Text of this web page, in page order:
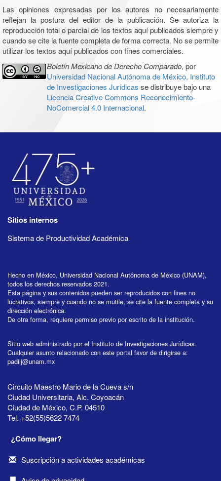
Las opiniones expresadas por los autores no necesariamente
reflejan la postura del editor de la publicación. Se autoriza la
reproducción total o parcial de los textos aquí publicados siempre y
cuando se cite la fuente completa de forma correcta. No se permite
utilizar los textos aquí publicados con fines comerciales.
Boletín Mexicano de Derecho Comparado, por
Universidad Nacional Autónoma de México, Instituto
de Investigaciones Jurídicas se distribuye bajo una
Licencia Creative Commons Reconocimiento-
NoComercial 4.0 Internacional.
Sitios internos
Sistema de Productividad Académica
Hecho en México, Universidad Nacional Autónoma de México (UNAM),
todos los derechos reservados 2021.
Esta página y sus contenidos pueden ser reproducidos con fines no
lucrativos, siempre y cuando no se mutile, se cite la fuente completa y su
dirección electrónica.
De otra forma, requiere permiso previo por escrito de la institución.
Sitio web administrado por el Instituto de Investigaciones Jurídicas.
Cualquier asunto relacionado con este portal favor de dirigirse a:
padiij@unam.mx
Circuito Maestro Mario de la Cueva s/n
Ciudad Universitaria, Alc. Coyoacán
Ciudad de México, C.P. 04510
Tel. +52(55)5622 7474
¿Cómo llegar?
Suscripción a actividades académicas